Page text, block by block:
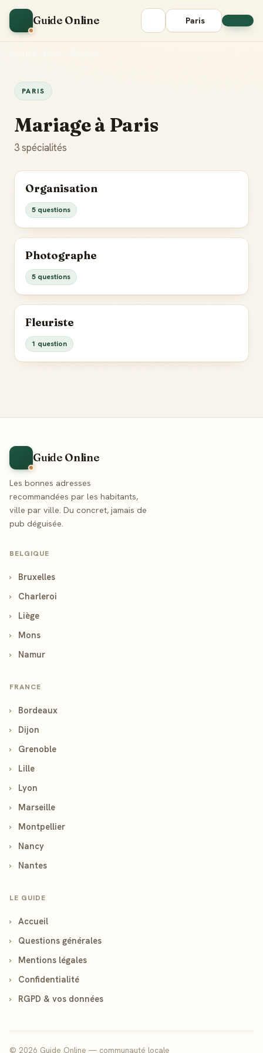
Guide Online Paris
PARIS
Mariage à Paris
3 spécialités
Organisation
5 questions
Photographe
5 questions
Fleuriste
1 question
Guide Online
Les bonnes adresses
recommandées par les habitants,
ville par ville. Du concret, jamais de
pub déguisée.
BELGIQUE
›
Bruxelles
›
Charleroi
›
Liège
›
Mons
›
Namur
FRANCE
›
Bordeaux
›
Dijon
›
Grenoble
›
Lille
›
Lyon
›
Marseille
›
Montpellier
›
Nancy
›
Nantes
LE GUIDE
›
Accueil
›
Questions générales
›
Mentions légales
›
Confidentialité
›
RGPD & vos données
© 2026 Guide Online — communauté locale